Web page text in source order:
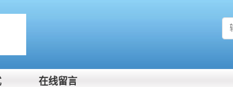
在线留言